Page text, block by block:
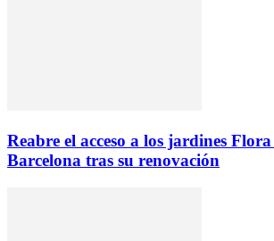
Reabre el acceso a los jardines
Barcelona tras su renovación